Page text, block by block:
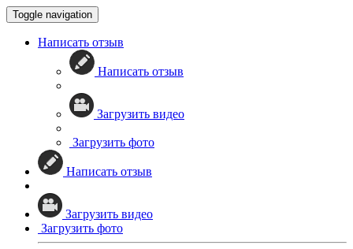
Toggle navigation
Написать отзыв
Написать отзыв
Загрузить видео
Загрузить фото
Написать отзыв
Загрузить видео
Загрузить фото